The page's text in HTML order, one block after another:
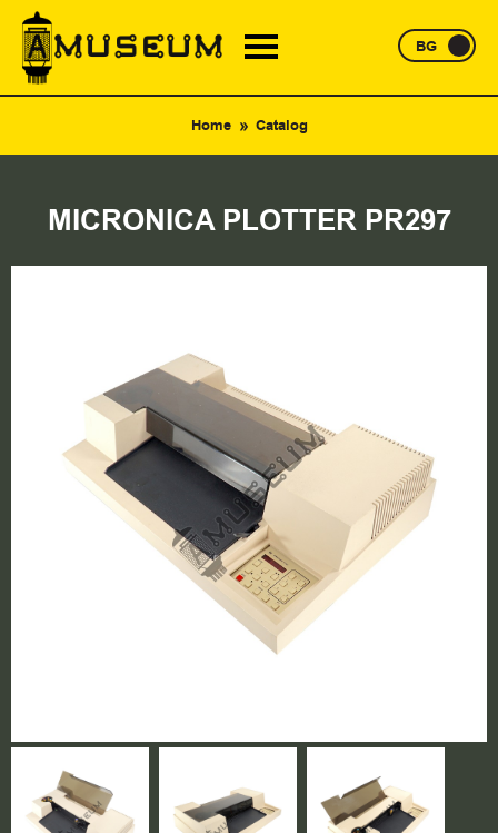
BG
Home Catalog
MICRONICA PLOTTER PR297